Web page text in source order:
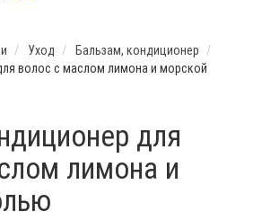
Уход
Бальзам, кондиционер
волос с маслом лимона и морской
для
лимона и